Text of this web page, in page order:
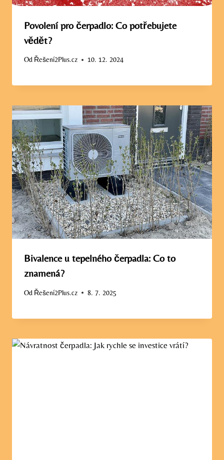
Povolení pro čerpadlo: Co potřebujete
vědět?
Od Řešení2Plus.cz 10. 12. 2024
Bivalence u tepelného čerpadla: Co to
znamená?
Od Řešení2Plus.cz 8. 7. 2025